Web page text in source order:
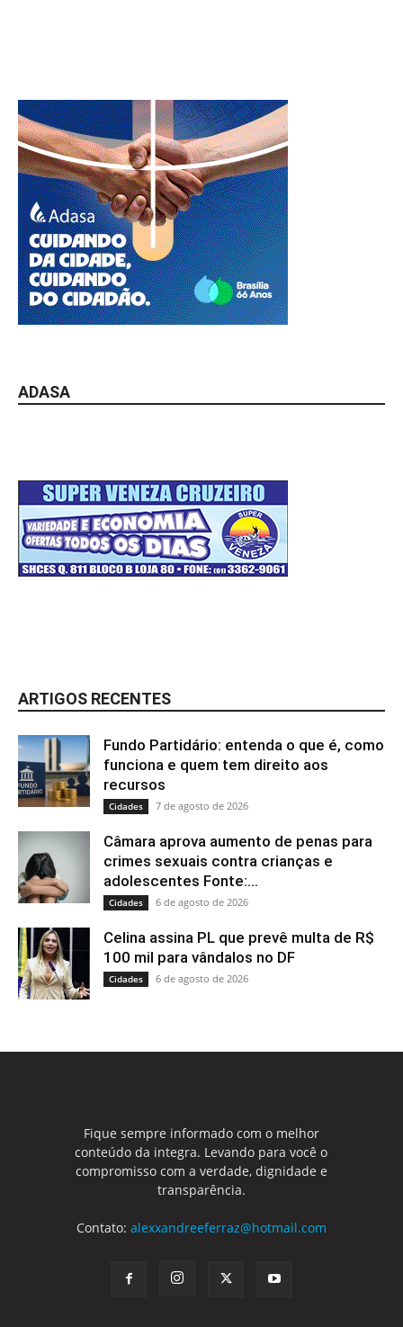
ADASA
ARTIGOS RECENTES
Fundo Partidário: entenda o que é, como
funciona e quem tem direito aos
recursos
Cidades 7 de agosto de 2026
Câmara aprova aumento de penas para
crimes sexuais contra crianças e
adolescentes Fonte:...
Cidades 6 de agosto de 2026
Celina assina PL que prevê multa de R$
100 mil para vândalos no DF
Cidades 6 de agosto de 2026
Fique sempre informado com o melhor
conteúdo da integra. Levando para você o
compromisso com a verdade, dignidade e
transparência.
Contato: alexxandreeferraz@hotmail.com